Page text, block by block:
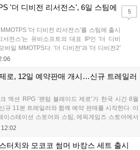
트 추가 적립 혜택도 받을 수 있으며, 자세한 내용은
토어에서 확인 가능합니다....
'더 디비전 리서전스', 6일 스팀에
'더 디비전 리서전스'를 스팀에 출시
서전스'는 유비소프트의 대표 IP인 '더 디비
바일 MMOTPS다. '더 디비전'과 '더 디비전2'
로 하고 있으며, 완전히 새로운 독립형 스토
어...
5
로, 12일 예약판매 개시…신규 트레일러
액션 RPG ‘팬텀 블레이드 제로’가 한국 시간 8월
규 11분 트레일러와 함께 예약 판매를 시작한다. 이
이스테이션 스토어와 스팀, 에픽게임즈 스토어에서
료된 게임은 10월 29일 정식 출시될 예정이다. 언리
픈월드 환경을 특징으로 한다....
12:02
터치와 모코코 썸머 바캉스 세트 출시